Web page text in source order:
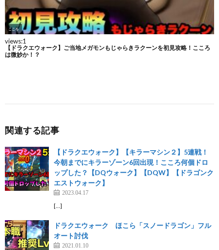
関連する記事
【ドラクエウォーク】【キラーマシン２】5連戦！
今朝までにキラーゾーン6回出現！こころ何個ドロ
ップした？【DQウォーク】【DQW】【ドラゴンク
エストウォーク】
2023.04.17
[…]
ドラクエウォーク ほこら「スノードラゴン」フル
オート討伐
2021.01.10